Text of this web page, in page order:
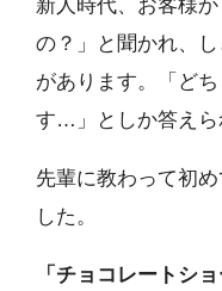
新人時代、お客様
の？」と聞かれ、
があります。「ど
す…」としか答えら
先輩に教わって初
した。
「チョコレートシ